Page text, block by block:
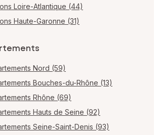
Loire-Atlantique (44)
Haute-Garonne (31)
Nord (59)
Bouches-du-Rhône (13)
Rhône (69)
Hauts de Seine (92)
Seine-Saint-Denis (93)